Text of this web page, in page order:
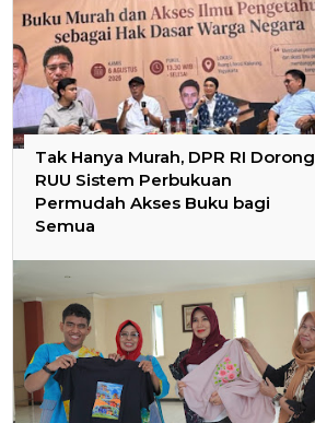
Tak Hanya Murah, DPR RI Dorong
RUU Sistem Perbukuan
Permudah Akses Buku bagi
Semua